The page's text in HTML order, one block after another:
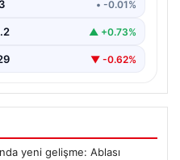
• -0.01%
▲ +0.73%
▼ -0.62%
yeni gelişme: Ablası